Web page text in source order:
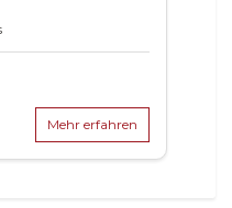
Mehr erfahren